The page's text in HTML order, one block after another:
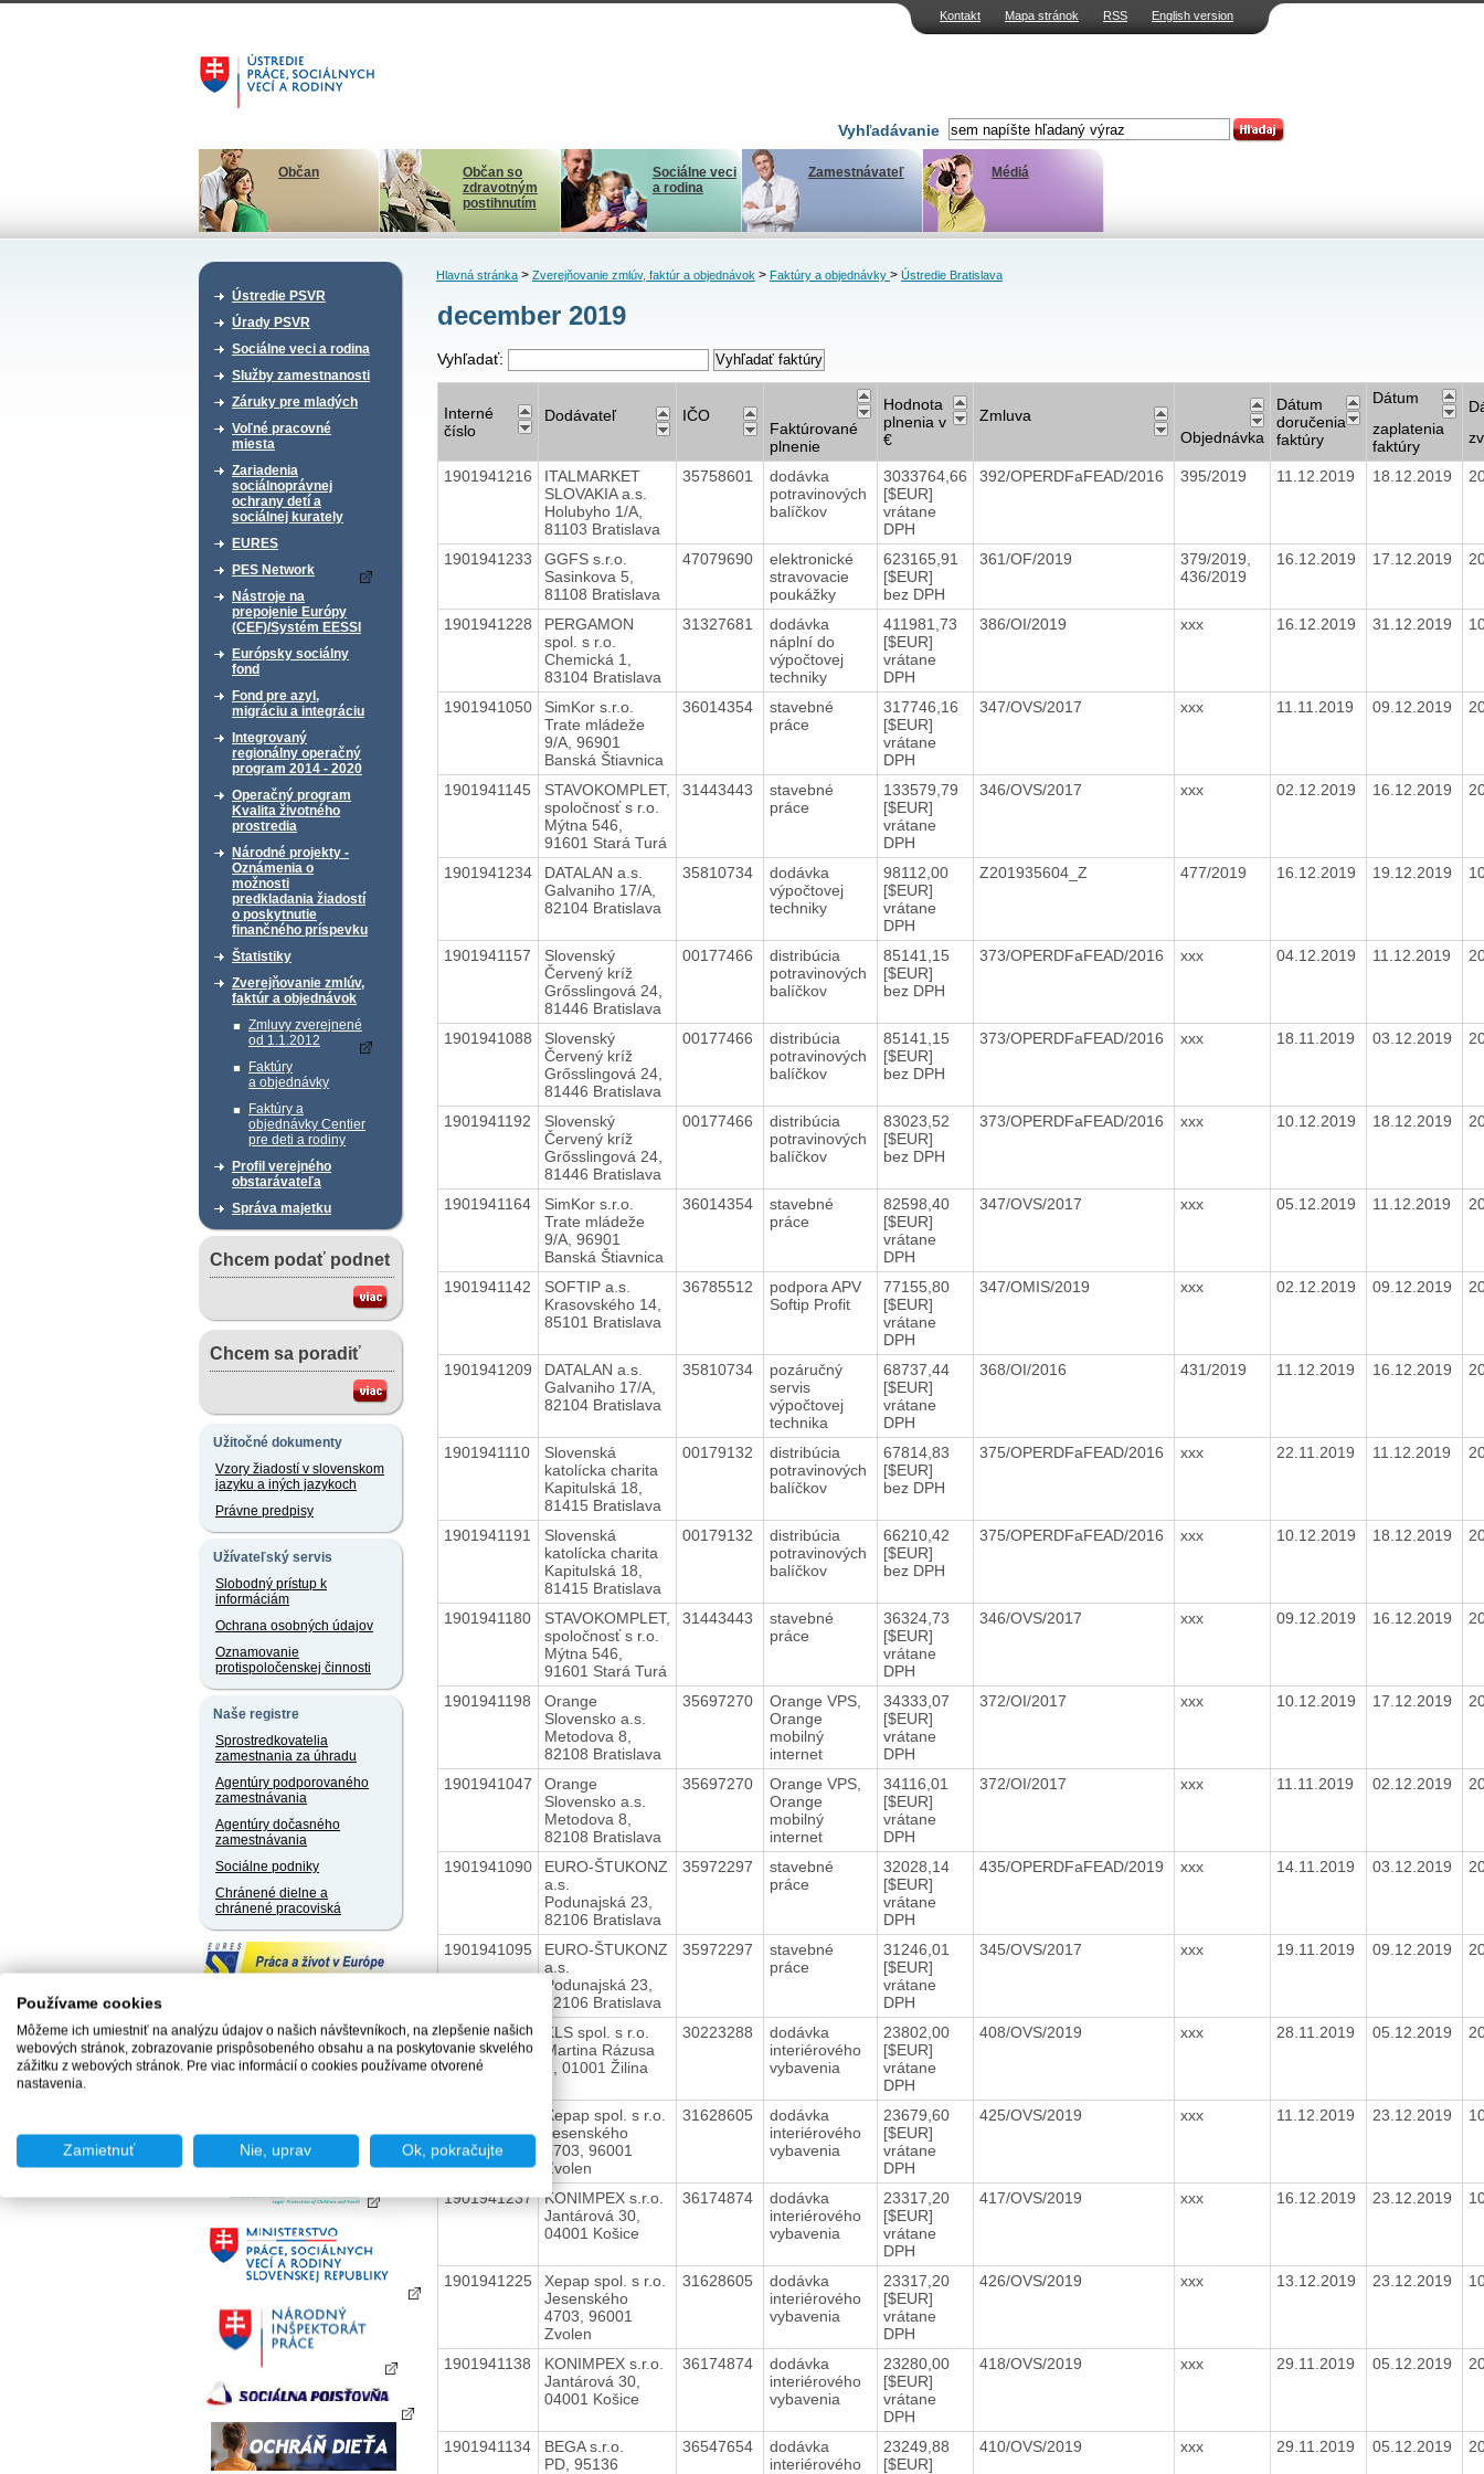
Kontakt Mapa stránok RSS English version
Vyhľadávanie
Občan
Občan so
zdravotným
postihnutím
Sociálne veci
a rodina
Zamestnávateľ Médiá
Ústredie PSVR
Úrady PSVR
Sociálne veci a rodina
Služby zamestnanosti
Záruky pre mladých
Voľné pracovné
miesta
Zariadenia
sociálnoprávnej
ochrany detí a
sociálnej kurately
EURES
PES Network
Nástroje na
prepojenie Európy
(CEF)/Systém EESSI
Európsky sociálny
fond
Fond pre azyl,
migráciu a integráciu
Integrovaný
regionálny operačný
program 2014 - 2020
Operačný program
Kvalita životného
prostredia
Národné projekty -
Oznámenia o
možnosti
predkladania žiadostí
o poskytnutie
finančného príspevku
Štatistiky
Zverejňovanie zmlúv,
faktúr a objednávok
Zmluvy zverejnené
od 1.1.2012
Faktúry
a objednávky
Faktúry a
objednávky Centier
pre deti a rodiny
Profil verejného
obstarávateľa
Správa majetku
Chcem podať podnet
Chcem sa poradiť
Užitočné dokumenty
Vzory žiadostí v slovenskom
jazyku a iných jazykoch
Právne predpisy
Užívateľský servis
Slobodný prístup k
informáciám
Ochrana osobných údajov
Oznamovanie
protispoločenskej činnosti
Naše registre
Sprostredkovatelia
zamestnania za úhradu
Agentúry podporovaného
zamestnávania
Agentúry dočasného
zamestnávania
Sociálne podniky
Chránené dielne a
chránené pracoviská
Hlavná stránka> Zverejňovanie zmlúv, faktúr a objednávok> Faktúry a objednávky > Ústredie Bratislava
december 2019
Vyhľadať:
Interné
číslo
Dodávateľ IČO
Faktúrované
plnenie
Hodnota
plnenia v
€
Zmluva
Objednávka
Dátum
doručenia
faktúry
Dátum
zaplatenia
faktúry
1901941216
ITALMARKET
SLOVAKIA a.s.
Holubyho 1/A,
81103 Bratislava
35758601
dodávka
potravinových
balíčkov
3033764,66
[$EUR]
vrátane
DPH
392/OPERDFaFEAD/2016 395/2019 11.12.2019 18.12.2019
1901941233
GGFS s.r.o.
Sasinkova 5,
81108 Bratislava
47079690
elektronické
stravovacie
poukážky
623165,91
[$EUR]
bez DPH
361/OF/2019
379/2019,
436/2019
16.12.2019 17.12.2019
1901941228
PERGAMON
spol. s r.o.
Chemická 1,
83104 Bratislava
31327681
dodávka
náplní do
výpočtovej
techniky
411981,73
[$EUR]
vrátane
DPH
386/OI/2019 xxx 16.12.2019 31.12.2019
1901941050
SimKor s.r.o.
Trate mládeže
9/A, 96901
Banská Štiavnica
36014354
stavebné
práce
317746,16
[$EUR]
vrátane
DPH
347/OVS/2017 xxx 11.11.2019 09.12.2019
1901941145
STAVOKOMPLET,
spoločnosť s r.o.
Mýtna 546,
91601 Stará Turá
31443443
stavebné
práce
133579,79
[$EUR]
vrátane
DPH
346/OVS/2017 xxx 02.12.2019 16.12.2019
1901941234
DATALAN a.s.
Galvaniho 17/A,
82104 Bratislava
35810734
dodávka
výpočtovej
techniky
98112,00
[$EUR]
vrátane
DPH
Z201935604_Z 477/2019 16.12.2019 19.12.2019
1901941157
Slovenský
Červený kríž
Grősslingová 24,
81446 Bratislava
00177466
distribúcia
potravinových
balíčkov
85141,15
[$EUR]
bez DPH
373/OPERDFaFEAD/2016 xxx 04.12.2019 11.12.2019
1901941088
Slovenský
Červený kríž
Grősslingová 24,
81446 Bratislava
00177466
distribúcia
potravinových
balíčkov
85141,15
[$EUR]
bez DPH
373/OPERDFaFEAD/2016 xxx 18.11.2019 03.12.2019
1901941192
Slovenský
Červený kríž
Grősslingová 24,
81446 Bratislava
00177466
distribúcia
potravinových
balíčkov
83023,52
[$EUR]
bez DPH
373/OPERDFaFEAD/2016 xxx 10.12.2019 18.12.2019
1901941164
SimKor s.r.o.
Trate mládeže
9/A, 96901
Banská Štiavnica
36014354
stavebné
práce
82598,40
[$EUR]
vrátane
DPH
347/OVS/2017 xxx 05.12.2019 11.12.2019
1901941142
SOFTIP a.s.
Krasovského 14,
85101 Bratislava
36785512
podpora APV
Softip Profit
77155,80
[$EUR]
vrátane
DPH
347/OMIS/2019 xxx 02.12.2019 09.12.2019
1901941209
DATALAN a.s.
Galvaniho 17/A,
82104 Bratislava
35810734
pozáručný
servis
výpočtovej
technika
68737,44
[$EUR]
vrátane
DPH
368/OI/2016 431/2019 11.12.2019 16.12.2019
1901941110
Slovenská
katolícka charita
Kapitulská 18,
81415 Bratislava
00179132
distribúcia
potravinových
balíčkov
67814,83
[$EUR]
bez DPH
375/OPERDFaFEAD/2016 xxx 22.11.2019 11.12.2019
1901941191
Slovenská
katolícka charita
Kapitulská 18,
81415 Bratislava
00179132
distribúcia
potravinových
balíčkov
66210,42
[$EUR]
bez DPH
375/OPERDFaFEAD/2016 xxx 10.12.2019 18.12.2019
1901941180
STAVOKOMPLET,
spoločnosť s r.o.
Mýtna 546,
91601 Stará Turá
31443443
stavebné
práce
36324,73
[$EUR]
vrátane
DPH
346/OVS/2017 xxx 09.12.2019 16.12.2019
1901941198
Orange
Slovensko a.s.
Metodova 8,
82108 Bratislava
35697270
Orange VPS,
Orange
mobilný
internet
34333,07
[$EUR]
vrátane
DPH
372/OI/2017 xxx 10.12.2019 17.12.2019
1901941047
Orange
Slovensko a.s.
Metodova 8,
82108 Bratislava
35697270
Orange VPS,
Orange
mobilný
internet
34116,01
[$EUR]
vrátane
DPH
372/OI/2017 xxx 11.11.2019 02.12.2019
1901941090
EURO-ŠTUKONZ
a.s.
Podunajská 23,
82106 Bratislava
35972297
stavebné
práce
32028,14
[$EUR]
vrátane
DPH
435/OPERDFaFEAD/2019 xxx 14.11.2019 03.12.2019
1901941095
EURO-ŠTUKONZ
a.s.
Podunajská 23,
82106 Bratislava
35972297
stavebné
práce
31246,01
[$EUR]
vrátane
DPH
345/OVS/2017 xxx 19.11.2019 09.12.2019
1901941131
KLS spol. s r.o.
Martina Rázusa
9, 01001 Žilina
30223288
dodávka
interiérového
vybavenia
23802,00
[$EUR]
vrátane
DPH
408/OVS/2019 xxx 28.11.2019 05.12.2019
Xepap spol. s r.o.
Jesenského
4703, 96001
Zvolen
31628605
dodávka
interiérového
vybavenia
23679,60
[$EUR]
vrátane
DPH
425/OVS/2019 xxx 11.12.2019 23.12.2019
1901941237
KONIMPEX s.r.o.
Jantárová 30,
04001 Košice
36174874
dodávka
interiérového
vybavenia
23317,20
[$EUR]
vrátane
DPH
417/OVS/2019 xxx 16.12.2019 23.12.2019
1901941225
Xepap spol. s r.o.
Jesenského
4703, 96001
Zvolen
31628605
dodávka
interiérového
vybavenia
23317,20
[$EUR]
vrátane
DPH
426/OVS/2019 xxx 13.12.2019 23.12.2019
1901941138
KONIMPEX s.r.o.
Jantárová 30,
04001 Košice
36174874
dodávka
interiérového
vybavenia
23280,00
[$EUR]
vrátane
DPH
418/OVS/2019 xxx 29.11.2019 05.12.2019
1901941134
BEGA s.r.o.
PD, 95136
36547654
dodávka
interiérového
23249,88
[$EUR]
410/OVS/2019 xxx 29.11.2019 05.12.2019
Používame cookies
Môžeme ich umiestniť na analýzu údajov o našich návštevníkoch, na zlepšenie našich
webových stránok, zobrazovanie prispôsobeného obsahu a na poskytovanie skvelého
zážitku z webových stránok. Pre viac informácií o cookies používame otvorené
nastavenia.
Zamietnuť Nie, uprav Ok, pokračujte